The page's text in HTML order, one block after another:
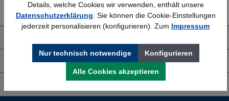
Bewährt seit 1958 (04205) 635940
Shop Service
Details, welche Cookies wir verwenden, enthält unsere
Datenschutzerklärung . Sie können die Cookie-Einstellungen
jederzeit personalisieren (konfigurieren). Zum Impressum
Nur technisch notwendige Konfigurieren
Alle Cookies akzeptieren